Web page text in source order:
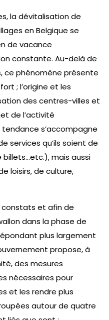
la dévitalisation de
en Belgique se
de vacance
constante. Au-delà de
ce phénomène présente
; l’origine et les
des centres-villes et
de l’activité
s’accompagne
services qu’ils soient de
mais aussi
loisirs, de culture,
constats et afin de
dans la phase de
plus largement
propose, à
des mesures
nécessaires pour
et les rendre plus
autour de quatre